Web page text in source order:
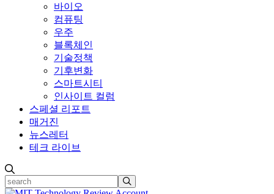
바이오
컴퓨팅
우주
블록체인
기술정책
기후변화
스마트시티
인사이트 컬럼
스페셜 리포트
매거진
뉴스레터
테크 라이브